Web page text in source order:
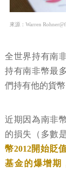
來源：Warren
全世界持有南
持有南非幣最
們持有他的貨幣
近期因為南非
的損失（多數
幣2012開始貶
基金的爆增期